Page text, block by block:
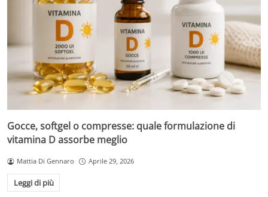
Gocce, softgel o compresse: quale formulazione di
vitamina D assorbe meglio
Mattia Di Gennaro Aprile 29, 2026
Leggi di più